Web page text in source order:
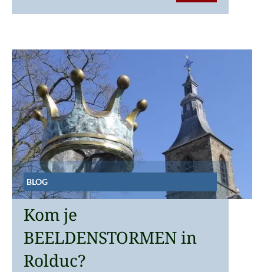
BLOG
Kom je
BEELDENSTORMEN in
Rolduc?